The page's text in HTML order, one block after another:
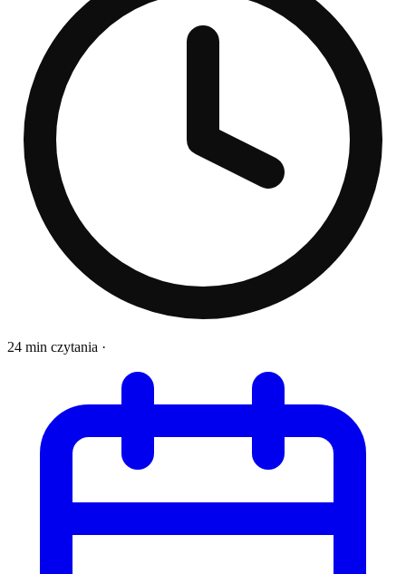
24 min czytania ·